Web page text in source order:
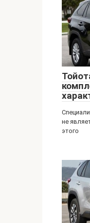
не
этого